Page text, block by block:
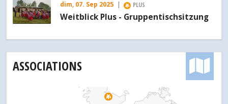
dim, 07. Sep 2025 | PLUS
Weitblick Plus - Gruppentischsitzung
ASSOCIATIONS